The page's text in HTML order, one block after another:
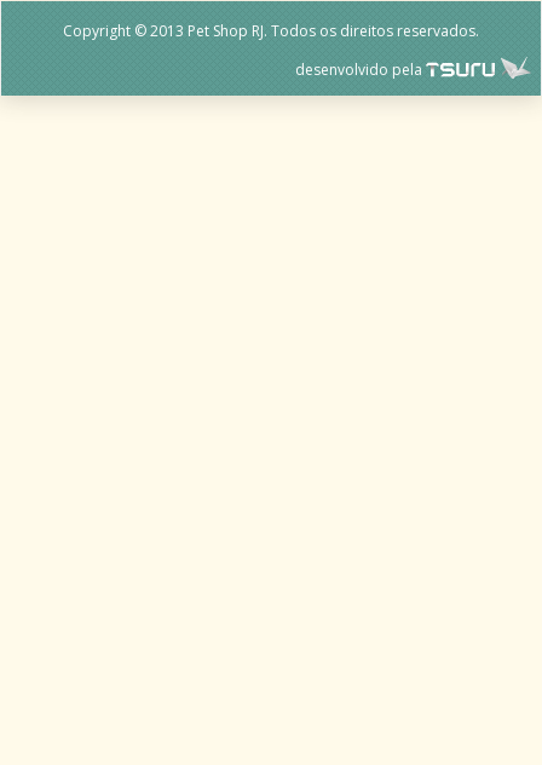
Copyright © 2013 Pet Shop RJ. Todos os direitos reservados.
desenvolvido pela